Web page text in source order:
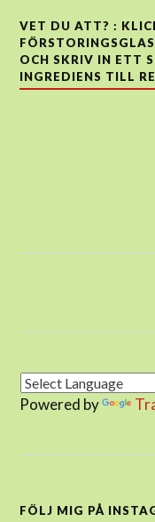
VET DU ATT? :
OCH SKRIV IN ETT
INGREDIENS TILL
Powered by
FÖLJ MIG PÅ